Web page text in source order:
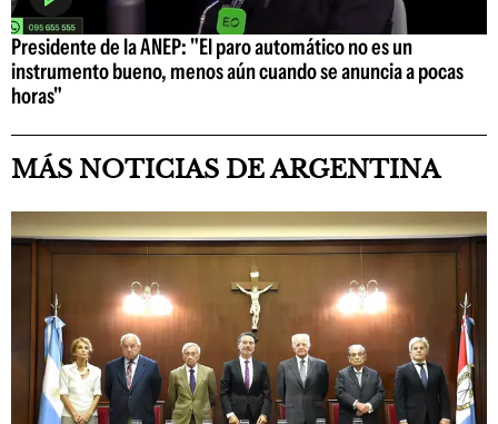
Presidente de la ANEP: "El paro automático no es un
instrumento bueno, menos aún cuando se anuncia a pocas
horas"
MÁS NOTICIAS DE ARGENTINA